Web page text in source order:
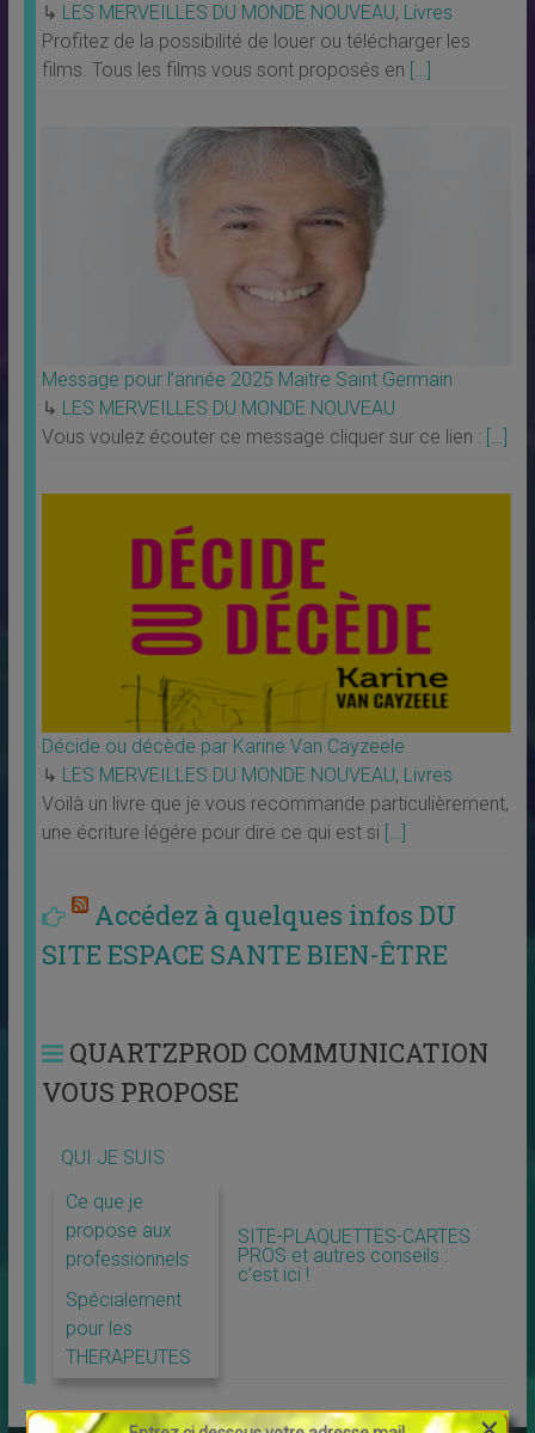
↳ LES MERVEILLES DU MONDE NOUVEAU, Livres
Profitez de la possibilité de louer ou télécharger les
films. Tous les films vous sont proposés en […]
Message pour l’année 2025 Maitre Saint Germain
↳ LES MERVEILLES DU MONDE NOUVEAU
Vous voulez écouter ce message cliquer sur ce lien : […]
Décide ou décède par Karine Van Cayzeele
↳ LES MERVEILLES DU MONDE NOUVEAU, Livres
Voilà un livre que je vous recommande particulièrement,
une écriture légére pour dire ce qui est si […]
Accédez à quelques infos DU
SITE ESPACE SANTE BIEN-ÊTRE
QUARTZPROD COMMUNICATION
VOUS PROPOSE
QUI JE SUIS
Ce que je
propose aux
professionnels
Spécialement
pour les
THERAPEUTES
SITE-PLAQUETTES-CARTES
PROS et autres conseils :
c’est ici !
×